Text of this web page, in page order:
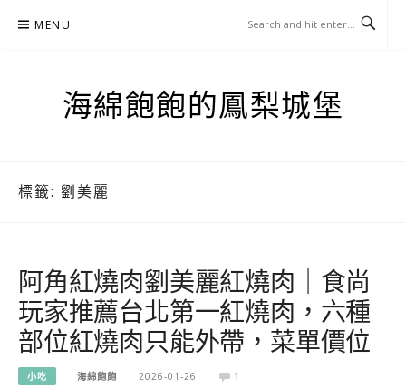
MENU
海綿飽飽的鳳梨城堡
標籤: 劉美麗
阿角紅燒肉劉美麗紅燒肉｜食尚
玩家推薦台北第一紅燒肉，六種
部位紅燒肉只能外帶，菜單價位
小吃 海綿飽飽 2026-01-26 1